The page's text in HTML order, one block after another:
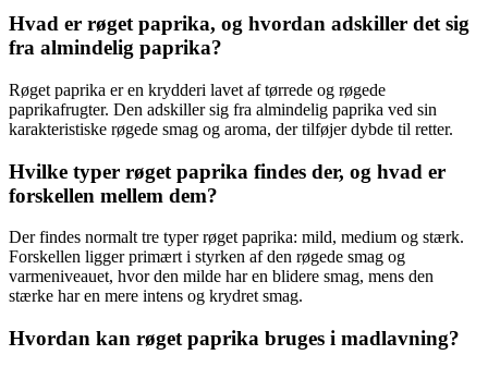
Hvad er røget paprika, og hvordan adskiller det sig
fra almindelig paprika?
Røget paprika er en krydderi lavet af tørrede og røgede
paprikafrugter. Den adskiller sig fra almindelig paprika ved sin
karakteristiske røgede smag og aroma, der tilføjer dybde til retter.
Hvilke typer røget paprika findes der, og hvad er
forskellen mellem dem?
Der findes normalt tre typer røget paprika: mild, medium og stærk.
Forskellen ligger primært i styrken af ​​den røgede smag og
varmeniveauet, hvor den milde har en blidere smag, mens den
stærke har en mere intens og krydret smag.
Hvordan kan røget paprika bruges i madlavning?